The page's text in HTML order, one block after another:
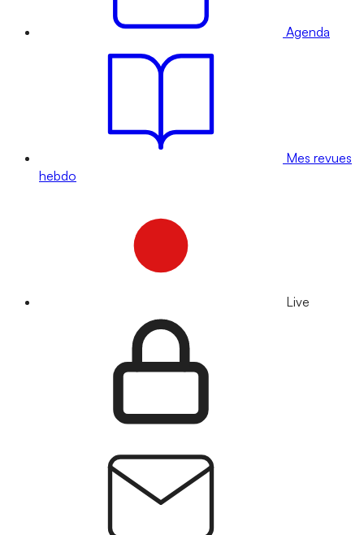
Agenda
Mes revues
hebdo
Live